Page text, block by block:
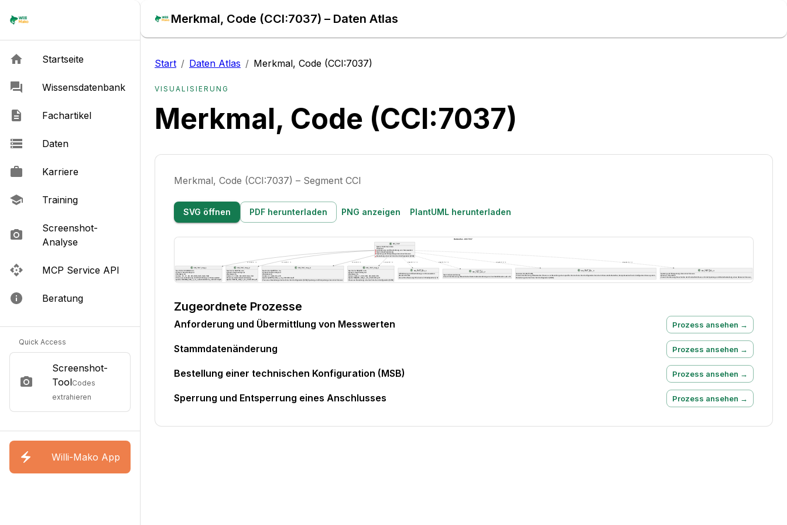
Merkmal, Code (CCI:7037) – Daten Atlas
Startseite
Wissensdatenbank
Fachartikel
Daten
Karriere
Training
Screenshot-
Analyse
MCP Service API
Beratung
Quick Access
Screenshot-
ToolCodes
extrahieren
Willi-Mako App
Start / Daten Atlas / Merkmal, Code (CCI:7037)
VISUALISIERUNG
Merkmal, Code (CCI:7037)
Merkmal, Code (CCI:7037) – Segment CCI
SVG öffnen PDF herunterladen PNG anzeigen PlantUML herunterladen
Zugeordnete Prozesse
Anforderung und Übermittlung von Messwerten Prozess ansehen →
Stammdatenänderung Prozess ansehen →
Bestellung einer technischen Konfiguration (MSB) Prozess ansehen →
Sperrung und Entsperrung eines Anschlusses Prozess ansehen →